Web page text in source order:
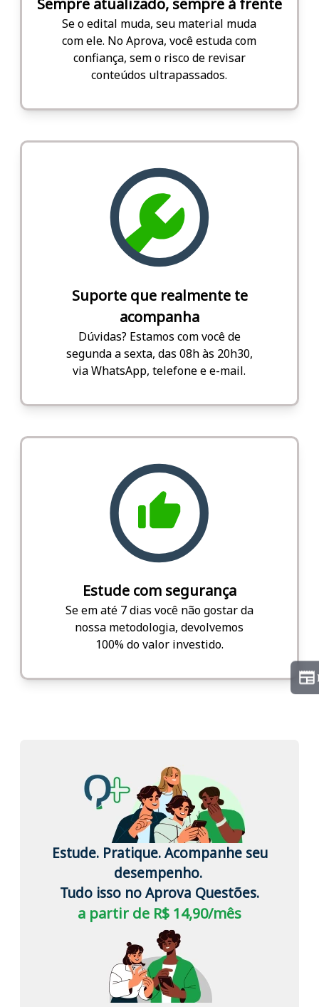
Sempre atualizado, sempre à frente
Se o edital muda, seu material muda
com ele. No Aprova, você estuda com
confiança, sem o risco de revisar
conteúdos ultrapassados.
Suporte que realmente te
acompanha
Dúvidas? Estamos com você de
segunda a sexta, das 08h às 20h30,
via WhatsApp, telefone e e-mail.
Estude com segurança
Se em até 7 dias você não gostar da
nossa metodologia, devolvemos
100% do valor investido.
Estude. Pratique. Acompanhe seu
desempenho.
Tudo isso no Aprova Questões.
a partir de R$ 14,90/mês